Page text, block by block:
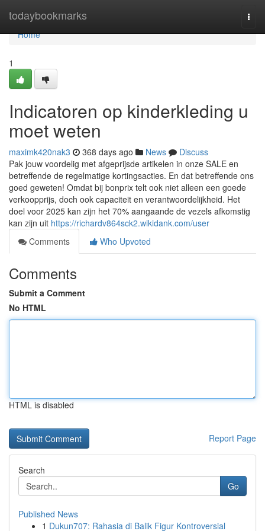
todaybookmarks
Home
Home
1
Indicatoren op kinderkleding u
moet weten
maximk420nak3 368 days ago News
Discuss
Pak jouw voordelig met afgeprijsde artikelen in onze SALE en
betreffende de regelmatige kortingsacties. En dat betreffende ons
goed geweten! Omdat bij bonprix telt ook niet alleen een goede
verkoopprijs, doch ook capaciteit en verantwoordelijkheid. Het
doel voor 2025 kan zijn het 70% aangaande de vezels afkomstig
kan zijn uit https://richardv864sck2.wikidank.com/user
Comments
Who Upvoted
Comments
Submit a Comment
No HTML
HTML is disabled
Report Page
Search
Go
Published News
1 Dukun707: Rahasia di Balik Figur Kontroversial